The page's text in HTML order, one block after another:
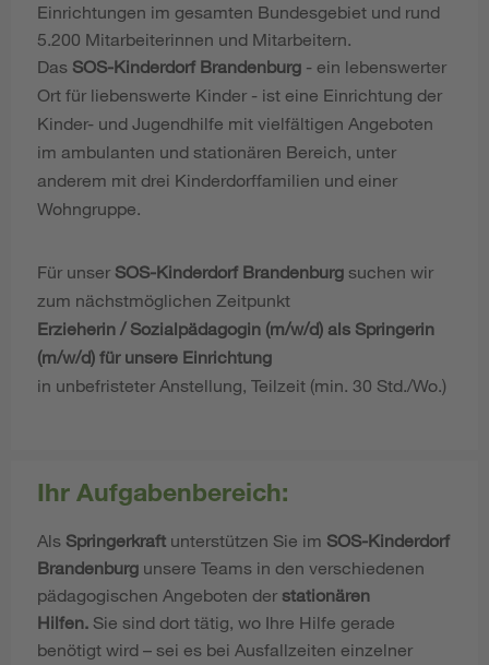
Einrichtungen im gesamten Bundesgebiet und rund
5.200 Mitarbeiterinnen und Mitarbeitern.
Das SOS-Kinderdorf Brandenburg - ein lebenswerter
Ort für liebenswerte Kinder - ist eine Einrichtung der
Kinder- und Jugendhilfe mit vielfältigen Angeboten
im ambulanten und stationären Bereich, unter
anderem mit drei Kinderdorffamilien und einer
Wohngruppe.
Für unser SOS-Kinderdorf Brandenburg suchen wir
zum nächstmöglichen Zeitpunkt
Erzieherin / Sozialpädagogin (m/w/d) als Springerin
(m/w/d) für unsere Einrichtung
in unbefristeter Anstellung, Teilzeit (min. 30 Std./Wo.)
Ihr Aufgabenbereich:
Als Springerkraft unterstützen Sie im SOS-Kinderdorf
Brandenburg unsere Teams in den verschiedenen
pädagogischen Angeboten der stationären
Hilfen. Sie sind dort tätig, wo Ihre Hilfe gerade
benötigt wird – sei es bei Ausfallzeiten einzelner